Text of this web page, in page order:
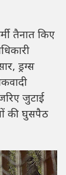
तैनात किए
ड्रग्स
जुटाई
की घुसपैठ